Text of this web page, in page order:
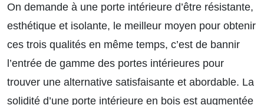
On demande à une porte intérieure d’être résistante,
esthétique et isolante, le meilleur moyen pour obtenir
ces trois qualités en même temps, c’est de bannir
l’entrée de gamme des portes intérieures pour
trouver une alternative satisfaisante et abordable. La
solidité d’une porte intérieure en bois est augmentée